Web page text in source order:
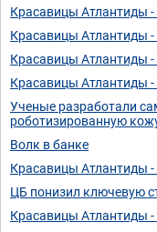
Красавицы Атлантиды -
Красавицы Атлантиды -
Красавицы Атлантиды -
Красавицы Атлантиды -
Ученые разработали
роботизированную
Волк в банке
Красавицы Атлантиды -
ЦБ понизил ключевую
Красавицы Атлантиды -